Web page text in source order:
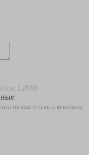
12MB
на ваш отзыв или вопрос